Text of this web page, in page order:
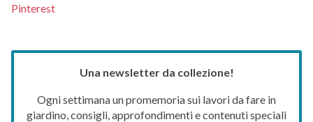
Pinterest
Una newsletter da collezione!
Ogni settimana un promemoria sui lavori da fare in
giardino, consigli, approfondimenti e contenuti speciali